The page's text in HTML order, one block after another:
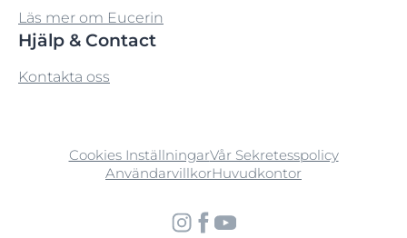
Läs mer om Eucerin
Hjälp & Contact
Kontakta oss
Cookies InställningarVår Sekretesspolicy
AnvändarvillkorHuvudkontor